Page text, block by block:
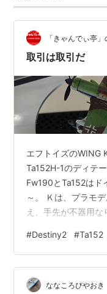
い作品…
「きゃんでぃ亭
取引は取引だ
エフトイズのWING
Ta152H-1のディテ
Fw190とTa152はド
～。 Ｋは、プラモ
え、手先が不器用な
空中線のまん中の
テナの後ろのバーを
ステップも自作して
とＫでもできるであ
#Destiny2 #Ta152
ななころびやおき